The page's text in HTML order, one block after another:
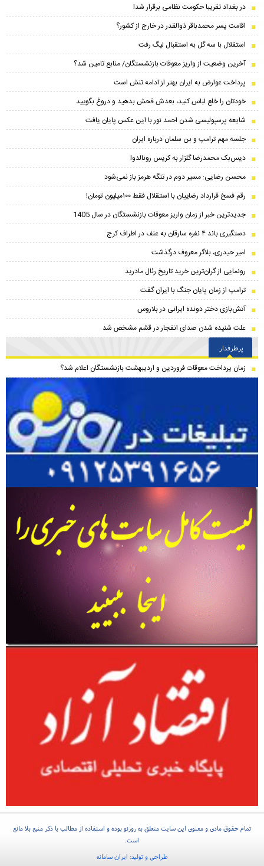
در بغداد تقریبا حکومت نظامی برقرار شد!
اقامت پسر محمدباقر ذوالقدر در خارج از کشور؟
استقلال با سه گل به استقبال لیگ رفت
آخرین وضعیت از واریز معوقات بازنشستگان/ منابع تامین شد؟
پرداخت عوارض به ایران بهتر از ادامه تنش است
خودتان را خلع لباس کنید، بعدش فحش بدهید و دروغ بگویید
شایعه پرسپولیسی شدن احمد نور با این عکس پایان یافت
جلسه مهم ترامپ و بن سلمان درباره ایران
دیس‌بک محمدرضا گلزار به کریس رونالدو!
محسن رضایی: مسیر دوم در تنگه هرمز باز نمی‌شود
رقم فسخ قرارداد رضاییان با استقلال فقط ۱۰۰میلیون تومان!
جدیدترین خبر از زمان واریز معوقات بازنشستگان در سال 1405
دستگیری باند ۴ نفره سارقان به عنف در اطراف کرج
امیر حیدری، بلاگر معروف درگذشت
رونمایی از گران‌ترین خرید تاریخ رئال مادرید
ترامپ از زمان پایان جنگ با ایران گفت
آتش‌بازی دختر دونده ایرانی در بلاروس
علت شنیده شدن صدای انفجار در قشم مشخص شد
پرطرفدار
زمان پرداخت معوقات فروردین و اردیبهشت بازنشستگان اعلام شد؟
تمام حقوق مادی و معنوی این سایت متعلق به روزنو بوده و استفاده از مطالب با ذکر منبع بلا مانع
است.
طراحی و تولید: ایران سامانه